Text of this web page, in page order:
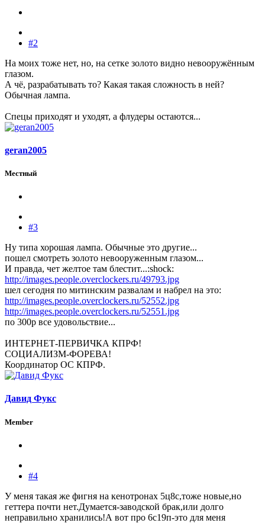
#2
На моих тоже нет, но, на сетке золото видно невооружённым
глазом.
А чё, разрабатывать то? Какая такая сложность в ней?
Обычная лампа.
Спецы приходят и уходят, а флудеры остаются...
geran2005
Местный
#3
Ну типа хорошая лампа. Обычные это другие...
пошел смотреть золото невооруженным глазом...
И правда, чет желтое там блестит...:shock:
http://images.people.overclockers.ru/49793.jpg
шел сегодня по митинским развалам и набрел на это:
http://images.people.overclockers.ru/52552.jpg
http://images.people.overclockers.ru/52551.jpg
по 300р все удовольствие...
ИНТЕРНЕТ-ПЕРВИЧКА КПРФ!
СОЦИАЛИЗМ-ФОРЕВА!
Координатор ОС КПРФ.
Давид Фукс
Member
#4
У меня такая же фигня на кенотронах 5ц8с,тоже новые,но
геттера почти нет.Думается-заводской брак,или долго
неправильно хранились!А вот про 6с19п-это для меня